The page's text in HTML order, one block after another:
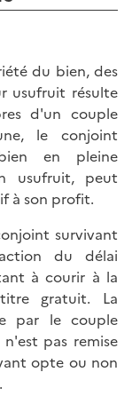
du bien, des
usufruit résulte
d'un couple
le conjoint
en pleine
usufruit, peut
à son profit.
survivant
du délai
à courir à la
gratuit. La
par le couple
pas remise
opte ou non